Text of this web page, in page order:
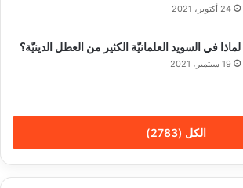
24 أكتوبر، 2021
لماذا في السويد العلمانيّة الكثير من العطل الدينيّة؟
19 سبتمبر، 2021
الكل (2783)